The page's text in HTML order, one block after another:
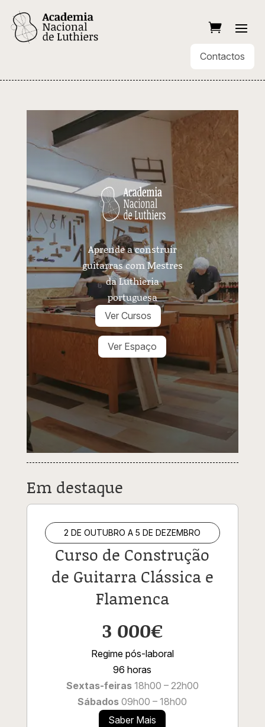
Contactos
Aprende a construir
guitarras com Mestres
da Luthieria
portuguesa
Ver Cursos
Ver Espaço
Em destaque
2 DE OUTUBRO A 5 DE DEZEMBRO
Curso de Construção
de Guitarra Clássica e
Flamenca
3 000€
Regime pós-laboral
96 horas
Sextas-feiras18h00 – 22h00
Sábados 09h00 – 18h00
Saber Mais